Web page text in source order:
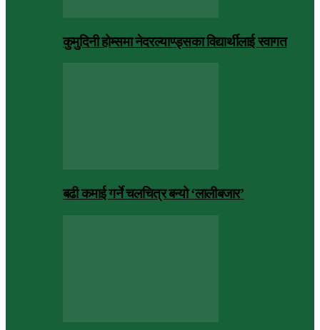
कुमुदिनी होम्समा नेदरल्याण्ड्सका विद्यार्थीलाई स्वागत
बढी कमाई गर्ने चलचित्र बन्यो ‘लालीबजार’